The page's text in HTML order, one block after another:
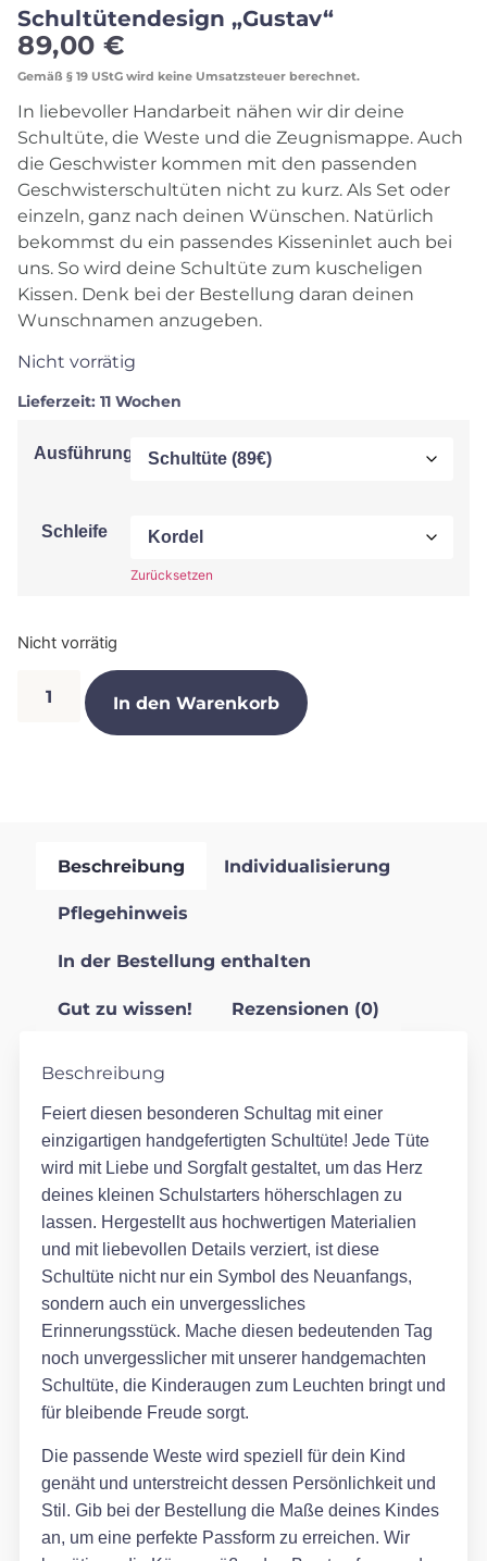
Schultütendesign „Gustav“
89,00 €
Gemäß § 19 UStG wird keine Umsatzsteuer berechnet.
In liebevoller Handarbeit nähen wir dir deine
Schultüte, die Weste und die Zeugnismappe. Auch
die Geschwister kommen mit den passenden
Geschwisterschultüten nicht zu kurz. Als Set oder
einzeln, ganz nach deinen Wünschen. Natürlich
bekommst du ein passendes Kisseninlet auch bei
uns. So wird deine Schultüte zum kuscheligen
Kissen. Denk bei der Bestellung daran deinen
Wunschnamen anzugeben.
Nicht vorrätig
Lieferzeit: 11 Wochen
Ausführung
Schleife
Zurücksetzen
Nicht vorrätig
In den Warenkorb
Beschreibung Individualisierung
Pflegehinweis
In der Bestellung enthalten
Gut zu wissen! Rezensionen (0)
Beschreibung
Feiert diesen besonderen Schultag mit einer
einzigartigen handgefertigten Schultüte! Jede Tüte
wird mit Liebe und Sorgfalt gestaltet, um das Herz
deines kleinen Schulstarters höherschlagen zu
lassen. Hergestellt aus hochwertigen Materialien
und mit liebevollen Details verziert, ist diese
Schultüte nicht nur ein Symbol des Neuanfangs,
sondern auch ein unvergessliches
Erinnerungsstück. Mache diesen bedeutenden Tag
noch unvergesslicher mit unserer handgemachten
Schultüte, die Kinderaugen zum Leuchten bringt und
für bleibende Freude sorgt.
Die passende Weste wird speziell für dein Kind
genäht und unterstreicht dessen Persönlichkeit und
Stil. Gib bei der Bestellung die Maße deines Kindes
an, um eine perfekte Passform zu erreichen. Wir